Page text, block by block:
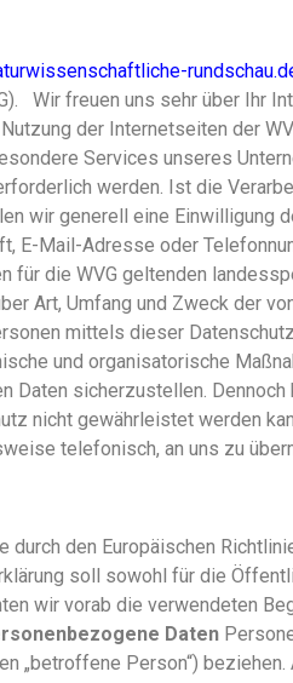
Wir freuen uns sehr über Ihr
der Internetseiten der
Services unseres
werden. Ist die
wir generell eine
E-Mail-Adresse oder
für die WVG geltenden
Art, Umfang und Zweck der
mittels dieser
und organisatorische
sicherzustellen.
nicht gewährleistet werden
telefonisch, an uns zu
den Europäischen
soll sowohl für die
wir vorab die verwendeten
Daten
„betroffene Person“)